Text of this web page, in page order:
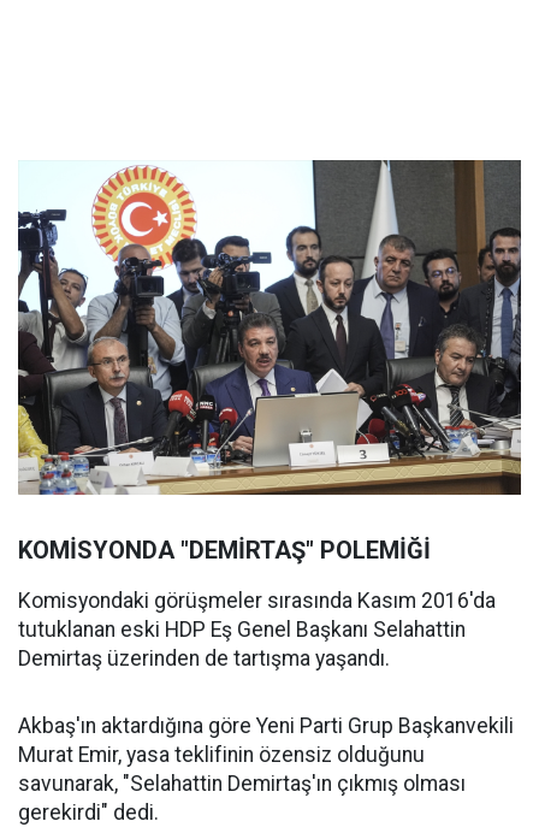
KOMİSYONDA "DEMİRTAŞ" POLEMİĞİ
Komisyondaki görüşmeler sırasında Kasım 2016'da
tutuklanan eski HDP Eş Genel Başkanı Selahattin
Demirtaş üzerinden de tartışma yaşandı.
Akbaş'ın aktardığına göre Yeni Parti Grup Başkanvekili
Murat Emir, yasa teklifinin özensiz olduğunu
savunarak, "Selahattin Demirtaş'ın çıkmış olması
gerekirdi" dedi.